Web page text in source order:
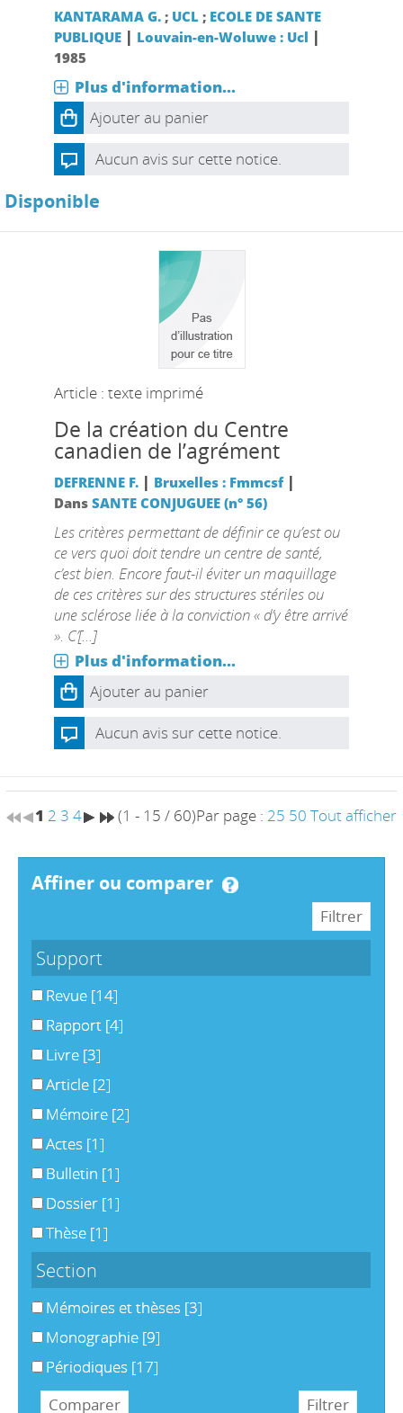
KANTARAMA G.; UCL; ECOLE DE SANTE
PUBLIQUE | Louvain-en-Woluwe : Ucl |
1985
Plus d'information...
Ajouter au panier
Aucun avis sur cette notice.
Disponible
Article : texte imprimé
De la création du Centre
canadien de l’agrément
DEFRENNE F. | Bruxelles : Fmmcsf|
Dans SANTE CONJUGUEE (n° 56)
Les critères permettant de définir ce qu’est ou
ce vers quoi doit tendre un centre de santé,
c’est bien. Encore faut-il éviter un maquillage
de ces critères sur des structures stériles ou
une sclérose liée à la conviction « d’y être arrivé
». C’[...]
Plus d'information...
Ajouter au panier
Aucun avis sur cette notice.
1 2 3 4 (1 - 15 / 60)Par page : 25 50 Tout afficher
affiner ou comparer
Support
Revue [14]
Rapport [4]
Livre [3]
Article [2]
Mémoire [2]
Actes [1]
Bulletin [1]
Dossier [1]
Thèse [1]
Section
Mémoires et thèses [3]
Monographie [9]
Périodiques [17]